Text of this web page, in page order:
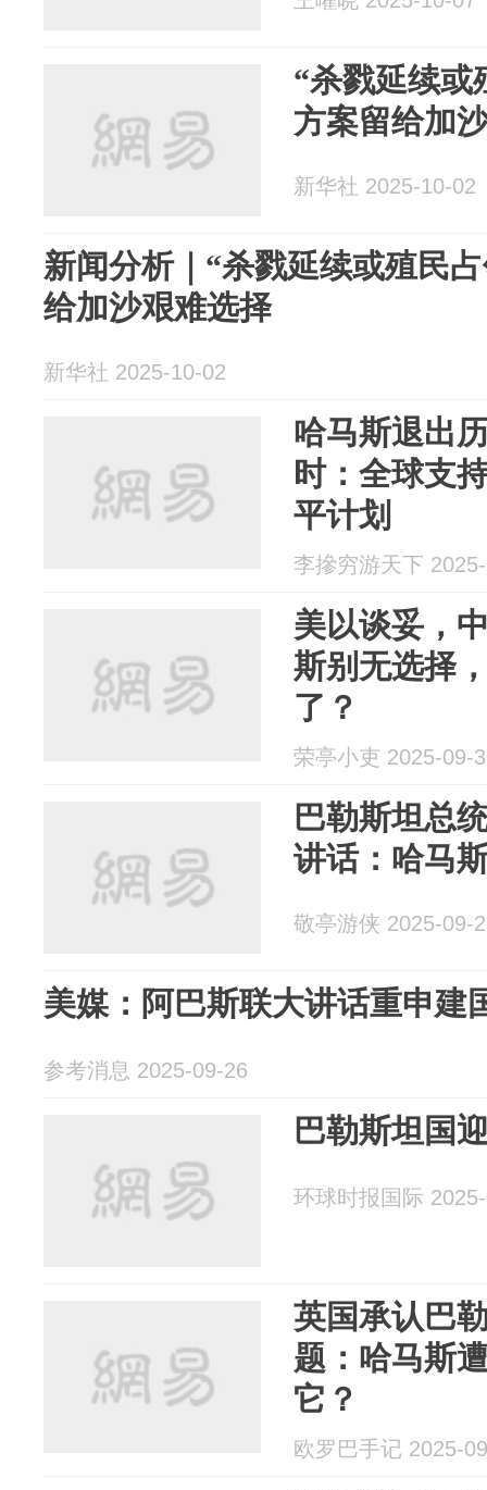
“杀戮延续
方案留给加
新华社 2025-10-02
新闻分析｜“杀戮延续或殖民
给加沙艰难选择
新华社 2025-10-02
哈马斯退出
时：全球支
平计划
李摻穷游天下
美以谈妥，
斯别无选择
了？
荣亭小吏 2025-09-
巴勒斯坦总
讲话：哈马
敬亭游侠 2025-09-
美媒：阿巴斯联大讲话重申建
参考消息 2025-09-26
巴勒斯坦国
环球时报国际
英国承认巴
题：哈马斯
它？
欧罗巴手记 2025-